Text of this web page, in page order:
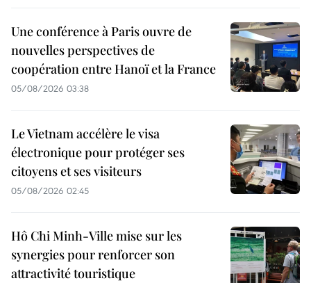
Une conférence à Paris ouvre de
nouvelles perspectives de
coopération entre Hanoï et la France
05/08/2026 03:38
Le Vietnam accélère le visa
électronique pour protéger ses
citoyens et ses visiteurs
05/08/2026 02:45
Hô Chi Minh-Ville mise sur les
synergies pour renforcer son
attractivité touristique